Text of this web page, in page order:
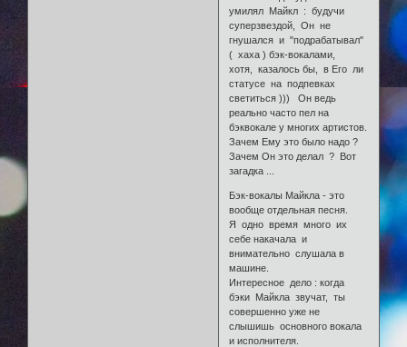
умилял Майкл : будучи
суперзвездой, Он не
гнушался и "подрабатывал"
( хаха ) бэк-вокалами,
хотя, казалось бы, в Его ли
статусе на подпевках
светиться ))) Он ведь
реально часто пел на
бэквокале у многих артистов.
Зачем Ему это было надо ?
Зачем Он это делал ? Вот
загадка ...
Бэк-вокалы Майкла - это
вообще отдельная песня.
Я одно время много их
себе накачала и
внимательно слушала в
машине.
Интересное дело : когда
бэки Майкла звучат, ты
совершенно уже не
слышишь основного вокала
и исполнителя.